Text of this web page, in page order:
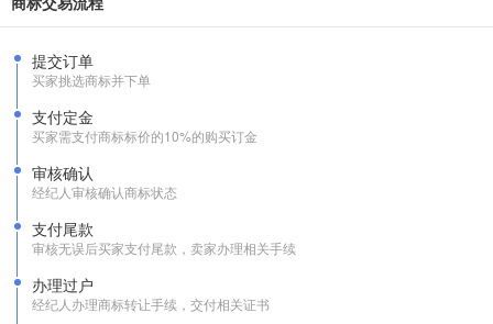
提交订单
买家挑选商标并下单
支付定金
买家需支付商标标价的10%的购买订金
审核确认
经纪人审核确认商标状态
支付尾款
审核无误后买家支付尾款，卖家办理相关手续
办理过户
经纪人办理商标转让手续，交付相关证书